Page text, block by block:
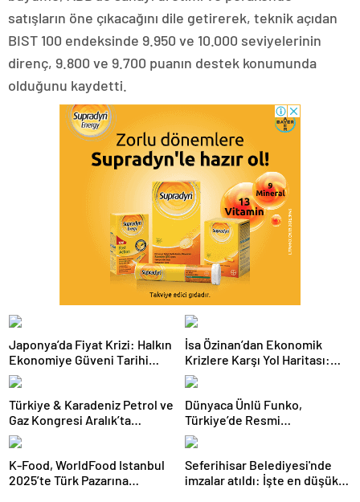
satışların öne çıkacağını dile getirerek, teknik açıdan
BIST 100 endeksinde 9.950 ve 10.000 seviyelerinin
direnç, 9.800 ve 9.700 puanın destek konumunda
olduğunu kaydetti.
Japonya’da Fiyat Krizi: Halkın
Ekonomiye Güveni Tarihi
Dipte
İsa Özinan’dan Ekonomik
Krizlere Karşı Yol Haritası:
Şirketler Neyi Doğru Yapmalı?
Türkiye & Karadeniz Petrol ve
Gaz Kongresi Aralık’ta
Ankara’da
Dünyaca Ünlü Funko,
Türkiye’de Resmi
Distribütörü Olarak Monkey
Distribution’ı Seçti
K-Food, WorldFood Istanbul
2025’te Türk Pazarına
Seferihisar Belediyesi'nde
imzalar atıldı: İşte en düşük